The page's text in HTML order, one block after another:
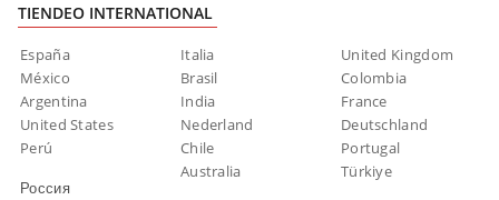
TIENDEO INTERNATIONAL
España Italia
United Kingdom
México
Brasil
Colombia
Argentina
India
France
United States
Nederland
Deutschland
Perú
Chile
Portugal
Россия
Australia Türkiye